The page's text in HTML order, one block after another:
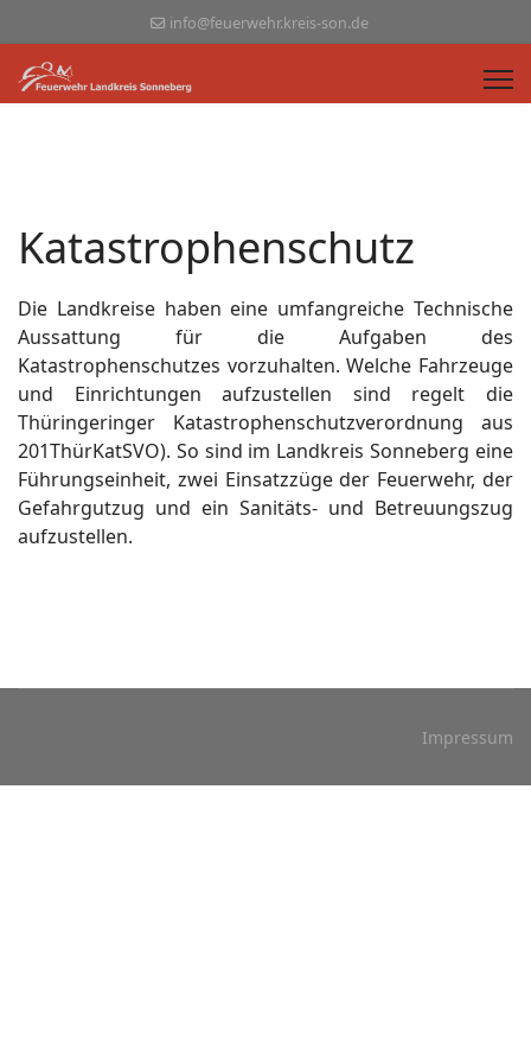
info@feuerwehr.kreis-son.de
Katastrophenschutz
Die Landkreise haben eine umfangreiche Technische
Aussattung für die Aufgaben des
Katastrophenschutzes vorzuhalten. Welche Fahrzeuge
und Einrichtungen aufzustellen sind regelt die
Thüringeringer Katastrophenschutzverordnung aus
201ThürKatSVO). So sind im Landkreis Sonneberg eine
Führungseinheit, zwei Einsatzzüge der Feuerwehr, der
Gefahrgutzug und ein Sanitäts- und Betreuungszug
aufzustellen.
Impressum